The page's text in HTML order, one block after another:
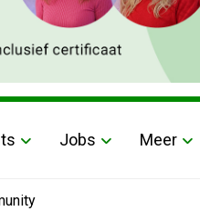
Jobs Meer